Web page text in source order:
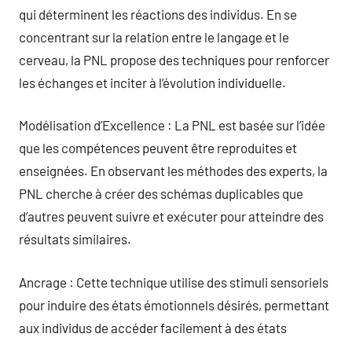
qui déterminent les réactions des individus. En se
concentrant sur la relation entre le langage et le
cerveau, la PNL propose des techniques pour renforcer
les échanges et inciter à l’évolution individuelle.
Modélisation d’Excellence : La PNL est basée sur l’idée
que les compétences peuvent être reproduites et
enseignées. En observant les méthodes des experts, la
PNL cherche à créer des schémas duplicables que
d’autres peuvent suivre et exécuter pour atteindre des
résultats similaires.
Ancrage : Cette technique utilise des stimuli sensoriels
pour induire des états émotionnels désirés, permettant
aux individus de accéder facilement à des états